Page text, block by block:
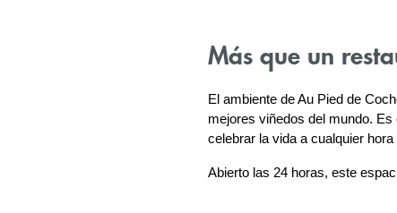
Más que un
El ambiente de Au Pied de
mejores viñedos del mundo.
celebrar la vida a cualquier hora
Abierto las 24 horas, este